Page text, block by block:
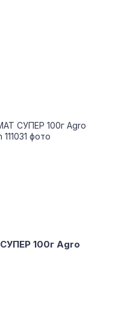
100г Agro